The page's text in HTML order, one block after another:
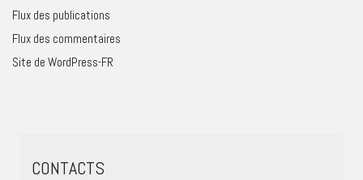
Flux des publications
Flux des commentaires
Site de WordPress-FR
CONTACTS